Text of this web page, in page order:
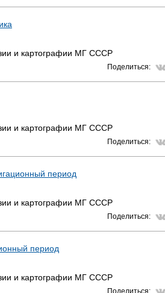
и картографии МГ СССР
Поделиться:
и картографии МГ СССР
Поделиться:
период
и картографии МГ СССР
Поделиться:
период
и картографии МГ СССР
Поделиться: